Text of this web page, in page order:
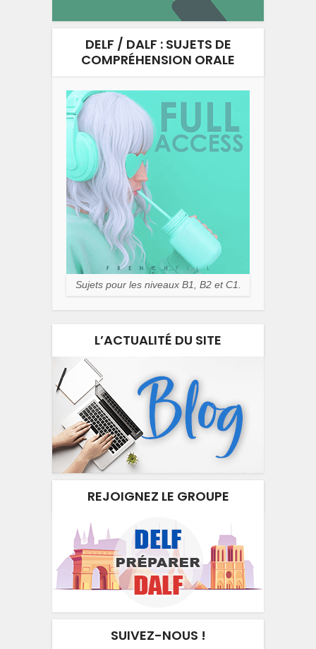
DELF / DALF : SUJETS DE
COMPRÉHENSION ORALE
Sujets pour les niveaux B1, B2 et C1.
L’ACTUALITÉ DU SITE
REJOIGNEZ LE GROUPE
SUIVEZ-NOUS !